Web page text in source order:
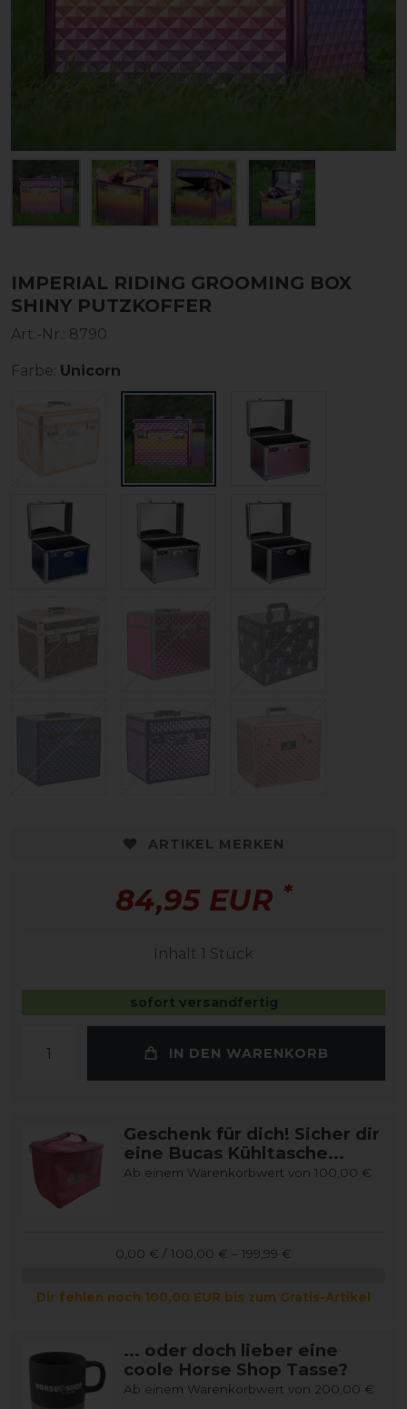
IMPERIAL RIDING GROOMING BOX
SHINY PUTZKOFFER
Art.-Nr.: 8790
Farbe: Unicorn
ARTIKEL MERKEN
84,95 EUR *
Inhalt 1 Stück
sofort versandfertig
IN DEN WARENKORB
Geschenk für dich! Sicher dir
eine Bucas Kühltasche...
Ab einem Warenkorbwert von 100,00 €
0,00 € / 100,00 € – 199,99 €
Dir fehlen noch 100,00 EUR bis zum Gratis-Artikel
... oder doch lieber eine
coole Horse Shop Tasse?
Ab einem Warenkorbwert von 200,00 €